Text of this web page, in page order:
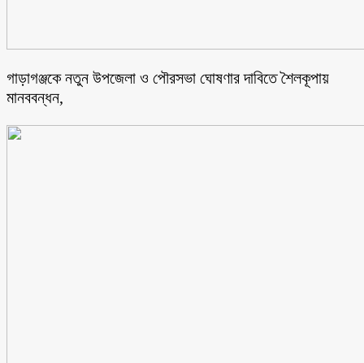
গাড়াগঞ্জকে নতুন উপজেলা ও পৌরসভা ঘোষণার দাবিতে শৈলকূপায়
মানববন্ধন,